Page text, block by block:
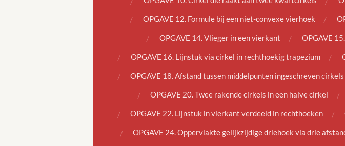
OPGAVE 12. Formule bij een niet-convexe vierhoek
OPGAVE 14. Vlieger in een vierkant OPGAVE
OPGAVE 16. Lijnstuk via cirkel in rechthoekig trapezium
OPGAVE 18. Afstand tussen middelpunten ingeschreven cirkels
OPGAVE 20. Twee rakende cirkels in een halve cirkel
OPGAVE 22. Lijnstuk in vierkant verdeeld in rechthoeken
OPGAVE 24. Oppervlakte gelijkzijdige driehoek via drie